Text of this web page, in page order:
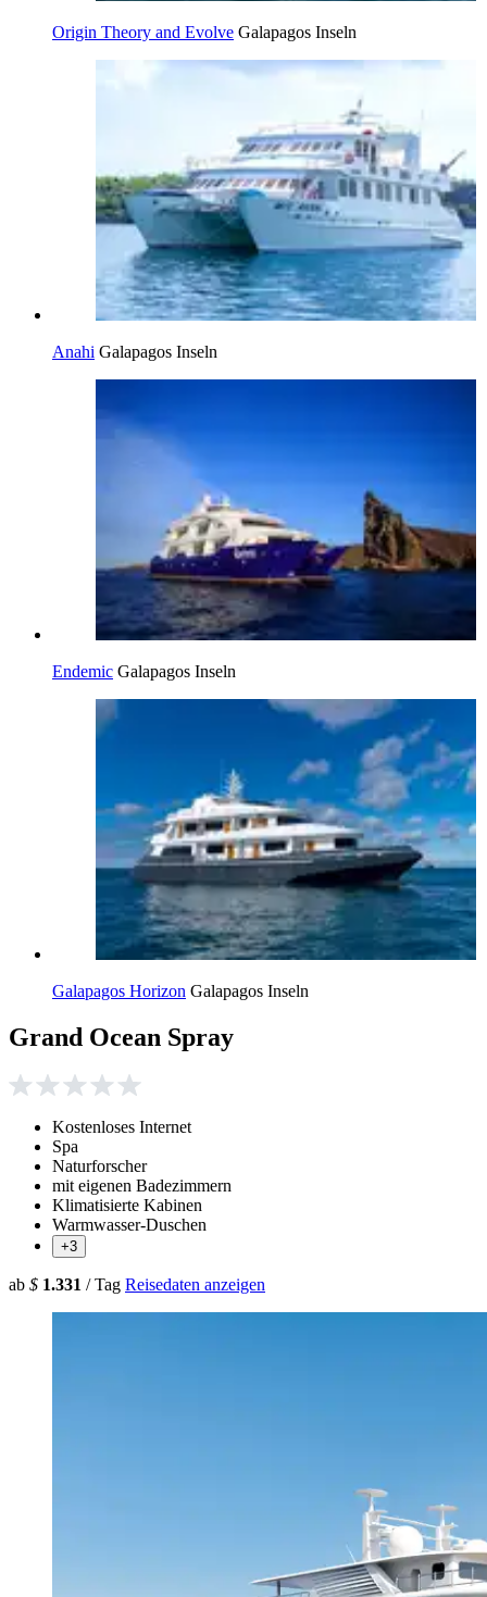
Origin Theory and Evolve Galapagos Inseln
Anahi Galapagos Inseln
Endemic Galapagos Inseln
Galapagos Horizon Galapagos Inseln
Grand Ocean Spray
Kostenloses Internet
Spa
Naturforscher
mit eigenen Badezimmern
Klimatisierte Kabinen
Warmwasser-Duschen
+3
ab $ 1.331 / Tag Reisedaten anzeigen